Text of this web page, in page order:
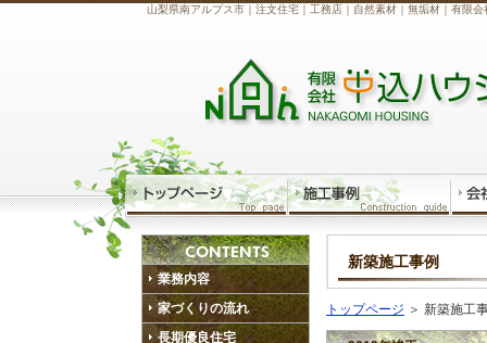
山梨県南アルプス市｜注文住宅｜工務店｜自然素材｜無垢材｜有限
新築施工事例
トップページ ＞ 新築施工
業務内容
家づくりの流れ
長期優良住宅